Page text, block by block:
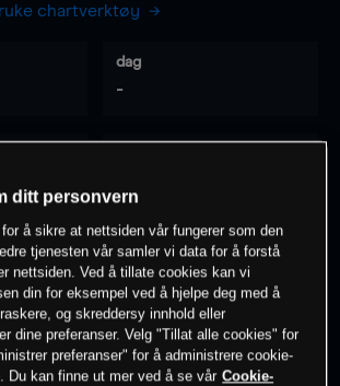
chartverktøy
dag
-
erpå dette instrumentet
Søk om konto
ditt personvern
å sikre at nettsiden vår fungerer som den
tjenesten vår samler vi data for å forstå
nettsiden. Ved å tillate cookies kan vi
din for eksempel ved å hjelpe deg med å
og skreddersy innhold eller
dine preferanser. Velg "Tillat alle cookies" for
preferanser" for å administrere cookie-
Du kan finne ut mer ved å se vår Cookie-